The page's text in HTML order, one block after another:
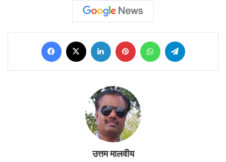
Facebook LinkedIn PinterestWhatsApp
उत्तम मालवीय